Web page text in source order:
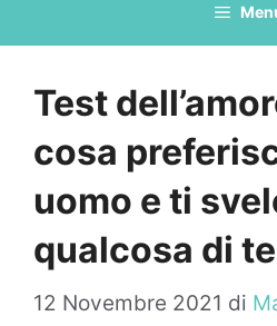
Test
cosa
uomo e ti
qualcosa di te
12 Novembre 2021 di